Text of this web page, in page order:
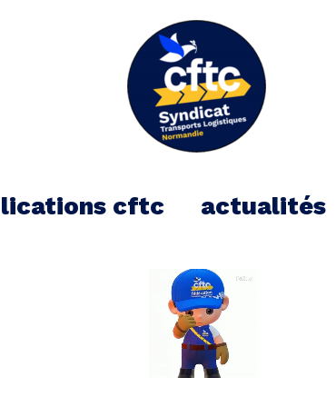
cftc actualités